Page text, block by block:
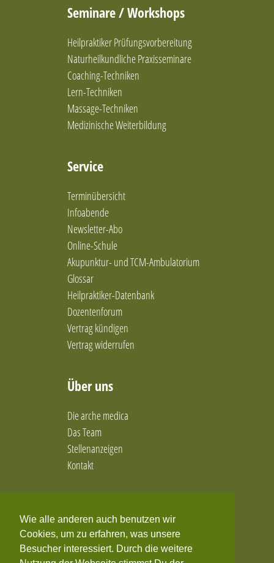
Wie alle anderen auch benutzen wir
Cookies, um zu erfahren, was unsere
Besucher interessiert. Durch die weitere
Seminare / Workshops
Heilpraktiker Prüfungsvorbereitung
Naturheilkundliche Praxisseminare
Coaching-Techniken
Lern-Techniken
Massage-Techniken
Medizinische Weiterbildung
Service
Terminübersicht
Infoabende
Newsletter-Abo
Online-Schule
Akupunktur- und TCM-Ambulatorium
Glossar
Heilpraktiker-Datenbank
Dozentenforum
Vertrag kündigen
Vertrag widerrufen
Über uns
Die arche medica
Das Team
Stellenanzeigen
Kontakt
Facebook
Twitter